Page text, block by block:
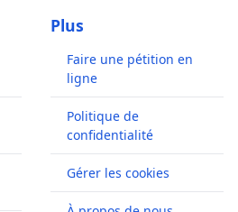
Plus
Faire une pétition en
ligne
Politique de
confidentialité
Gérer les cookies